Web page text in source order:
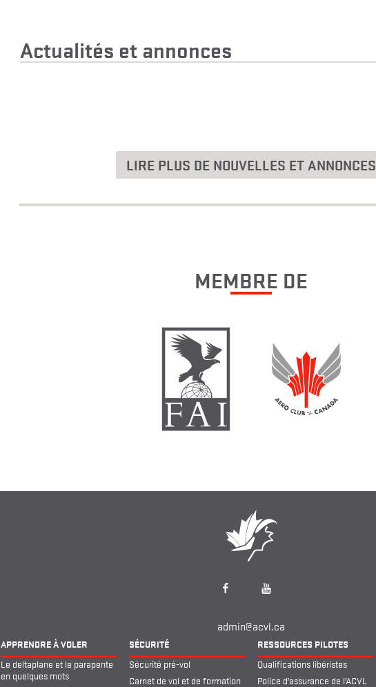
Actualités et annonces
LIRE PLUS DE NOUVELLES ET ANNONCES
MEMBRE DE
Facebook YouTube
admin@acvl.ca
APPRENDRE À VOLER
Le deltaplane et le parapente
en quelques mots
SÉCURITÉ
Sécurité pré-vol
Carnet de vol et de formation
RESSOURCES PILOTES
Qualifications libéristes
Police d’assurance de l’ACVL